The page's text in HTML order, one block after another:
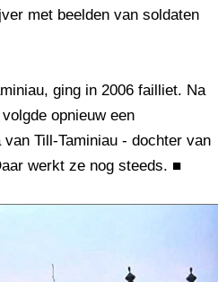
met beelden van soldaten
ging in 2006 failliet. Na
opnieuw een
Till-Taminiau - dochter van
werkt ze nog steeds. ■